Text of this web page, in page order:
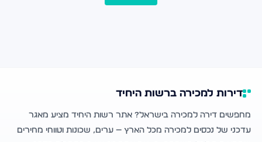
דירות למכירה ברשות היחיד
מחפשים דירה למכירה בישראל? אתר רשות היחיד מציע מאגר
עדכני של נכסים למכירה מכל הארץ — ערים, שכונות וטווחי מחירים